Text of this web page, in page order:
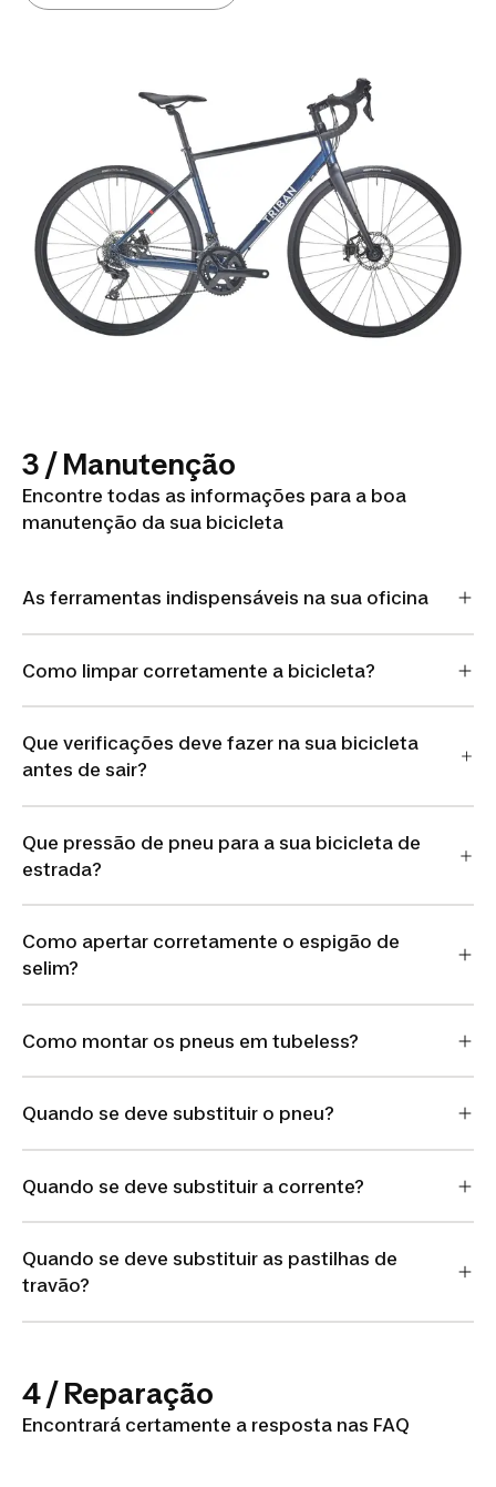
3 / Manutenção
Encontre todas as informações para a boa
manutenção da sua bicicleta
As ferramentas indispensáveis na sua oficina
Como limpar corretamente a bicicleta?
Que verificações deve fazer na sua bicicleta
antes de sair?
Que pressão de pneu para a sua bicicleta de
estrada?
Como apertar corretamente o espigão de
selim?
Como montar os pneus em tubeless?
Quando se deve substituir o pneu?
Quando se deve substituir a corrente?
Quando se deve substituir as pastilhas de
travão?
4 / Reparação
Encontrará certamente a resposta nas FAQ